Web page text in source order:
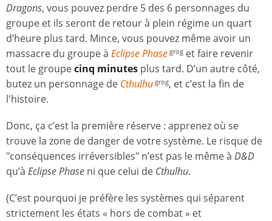
Dragons, vous pouvez perdre 5 des 6 personnages du
groupe et ils seront de retour à plein régime un quart
d’heure plus tard. Mince, vous pouvez même avoir un
massacre du groupe à Eclipse Phase grog et faire revenir
tout le groupecinq minutes plus tard. D’un autre côté,
butez un personnage de Cthulhu grog, et c’est la fin de
l'histoire.
Donc, ça c’est la première réserve : apprenez où se
trouve la zone de danger de votre système. Le risque de
"conséquences irréversibles" n’est pas le même à D&D
qu’à Eclipse Phase ni que celui de Cthulhu.
(C’est pourquoi je préfère les systèmes qui séparent
strictement les états « hors de combat » et